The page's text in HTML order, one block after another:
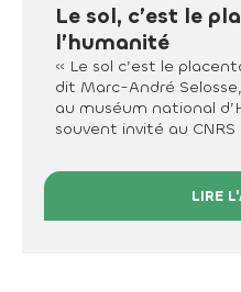
Le sol, c’est le
l’humanité
« Le sol c’est le
dit Marc-André
au muséum national
souvent invité au
LIRE